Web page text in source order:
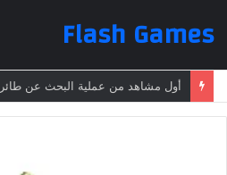
Flash Games